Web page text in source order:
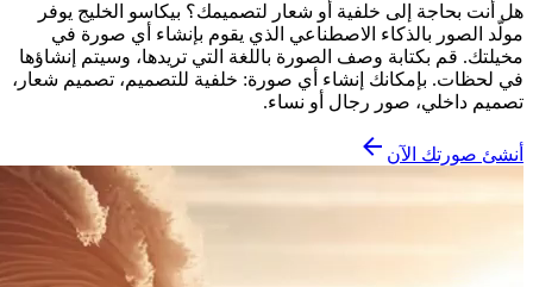
هل أنت بحاجة إلى خلفية أو شعار لتصميمك؟ بيكاسو الخليج يوفر
مولّد الصور بالذكاء الاصطناعي الذي يقوم بإنشاء أي صورة في
مخيلتك. قم بكتابة وصف الصورة باللغة التي تريدها، وسيتم إنشاؤها
في لحظات. بإمكانك إنشاء أي صورة: خلفية للتصميم، تصميم شعار،
تصميم داخلي، صور رجال أو نساء.
أنشئ صورتك الآن